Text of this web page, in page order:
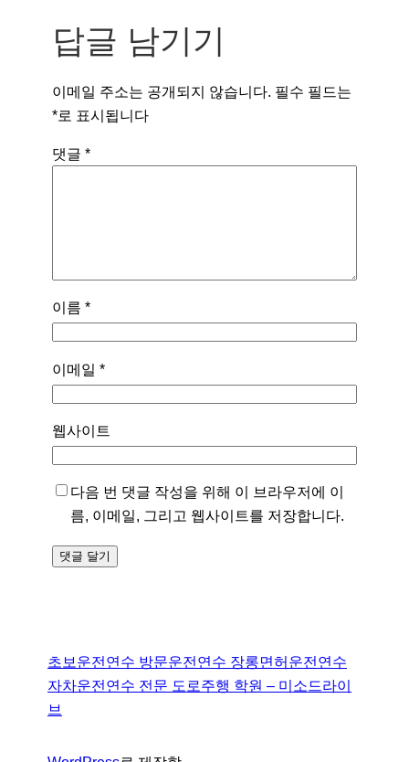
답글 남기기
이메일 주소는 공개되지 않습니다. 필수 필드는
*로 표시됩니다
댓글 *
이름 *
이메일 *
웹사이트
다음 번 댓글 작성을 위해 이 브라우저에 이
름, 이메일, 그리고 웹사이트를 저장합니다.
초보운전연수 방문운전연수 장롱면허운전연수
자차운전연수 전문 도로주행 학원 – 미소드라이
브